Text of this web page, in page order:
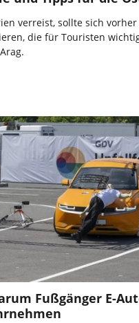
verreist, sollte sich
die für Touristen
Fußgänger E-